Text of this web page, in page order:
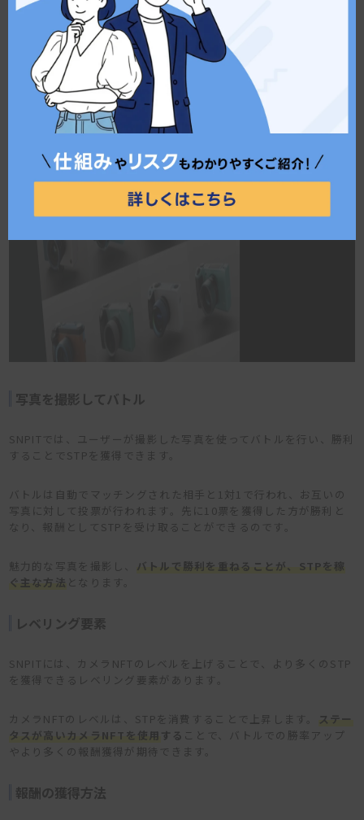
写真を撮影してバトル
SNPITでは、ユーザーが撮影した写真を使ってバトルを行い、勝利
することでSTPを獲得できます。
バトルは自動でマッチングされた相手と1対1で行われ、お互いの
写真に対して投票が行われます。先に10票を獲得した方が勝利と
なり、報酬としてSTPを受け取ることができるのです。
魅力的な写真を撮影し、 バトルで勝利を重ねることが、STPを稼
ぐ主な方法 となります。
レベリング要素
SNPITには、カメラNFTのレベルを上げることで、より多くのSTP
を獲得できるレベリング要素があります。
カメラNFTのレベルは、STPを消費することで上昇します。
ステー
タスが高いカメラNFTを使用 する ことで、バトルでの勝率アップ
やより多くの報酬獲得が期待できます。
報酬の獲得方法